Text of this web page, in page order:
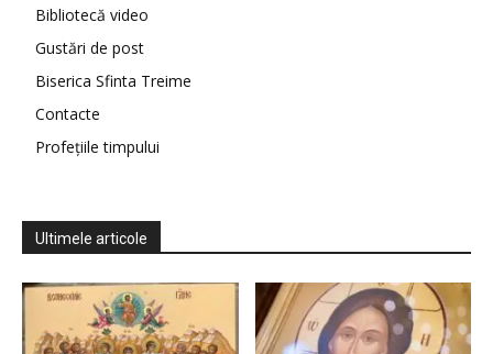
Bibliotecă video
Gustări de post
Biserica Sfinta Treime
Contacte
Profețiile timpului
Ultimele articole